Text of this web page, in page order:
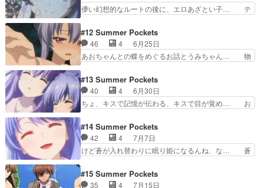
るって〜！！残りの夏休…
いてるのかと思ったら静久だった笑… ついに紬√
が終わりましたね鴎に続いて紬ま… 女の子とイチ
非幸せになってほしい…何故… 俺は本当に頭が悪
いんだろうな。何の話を観… 紬って人間の姿にな
ったぬいぐるみだったっ…
儚い幻想的なルートの後に、エロあざとい子… テ
からは寝ぼけ少女とうみちゃんのお話な… 繰り返
される夏休み、続いては蒼ルートこれ… 最初ヒロ
イン多すぎだろと思ったけど、OP… うみの口調
が変わってて、前の方が良かった… 不思議で切な
よその人は気付いているだろ… また最初に巻き戻
ってしまった1、2話辺り… それにしても蒼ルー
ト面白いな。ゲームまた…
#12 Summer Pockets
46 4
6月25日
あおちゃんとの蝶をめぐるお話とうみちゃん… 物
過去は何があった？うみちゃんがﾛﾘビ… 目隠れ少
女が鷹原と出会ってる蒼？本当の蒼… 今週めっち
ゃおもしろかったんだがw羽衣里… 蒼は相変わら
ず可愛いねぇチョロインすぎる… 挿入歌が合って
流れた瞬間に心が震えた。… さすがラキスケもボ
ケもツッコミもできる万… 蒼たその巫女服生足だ
ああああああああああ…
#13 Summer Pockets
40 4
6月30日
ちょ、キスで記憶が伝わる、キスで目が覚め… お
か前の話で、記憶の残滓の蝶と眠りから… もう蒼
で良くない?ようやく幽霊じゃない生… 藍は目が
隠れてて顔が…しろはは嫉妬しない… 双子の記憶
を持つ蝶を探す話だが、遂に今回… ブログを更新
愛いです⚪︎剣勇伝説YA… 蒼は子供の頃夜の山に
#14 Summer Pockets
42 4
7月7日
けど蒼が入れ替わりに眠り姫になるんね、な… 蒼
芝居は大変だな高森さん今度は蒼が目覚… 眠り姫
だった姉が目覚めて今度は妹が。最低… 毎回感情
#15 Summer Pockets
35 4
7月15日